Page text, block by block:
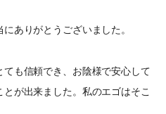
ありがとうございました。
ても信頼でき、お陰様で安心して
が出来ました。私のエゴはそこ